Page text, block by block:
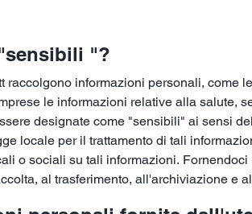
"?
informazioni personali, come
le informazioni relative alla salute,
designate come "sensibili" ai sensi
locale per il trattamento di tali
o sociali su tali informazioni.
al trasferimento, all'archiviazione e